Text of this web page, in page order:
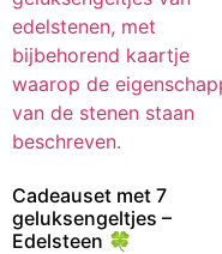
Cadeauset met 7
geluksengeltjes –
Edelsteen 🍀